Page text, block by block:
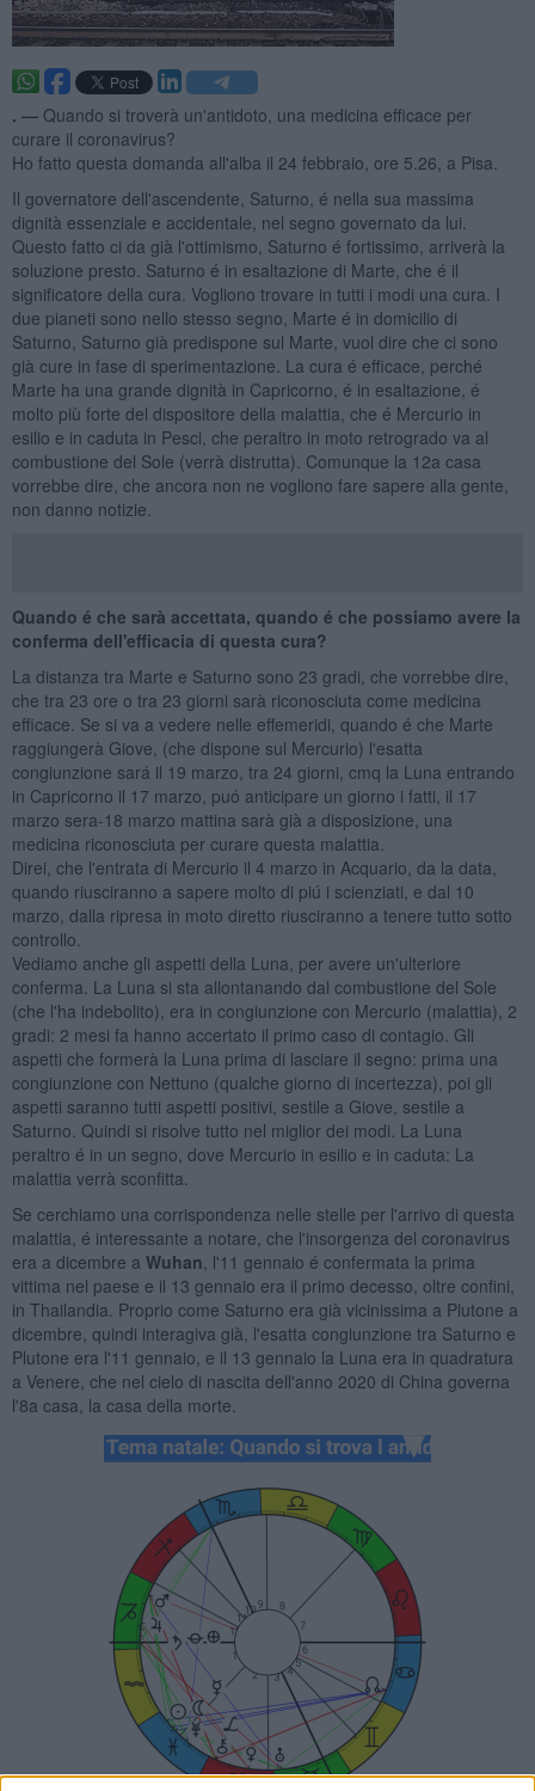
. — Quando si troverà un'antidoto, una medicina efficace per
curare il coronavirus?
Ho fatto questa domanda all'alba il 24 febbraio, ore 5.26, a Pisa.
Il governatore dell'ascendente, Saturno, é nella sua massima
dignità essenziale e accidentale, nel segno governato da lui.
Questo fatto ci da già l'ottimismo, Saturno é fortissimo, arriverà la
soluzione presto. Saturno é in esaltazione di Marte, che é il
significatore della cura. Vogliono trovare in tutti i modi una cura. I
due pianeti sono nello stesso segno, Marte é in domicilio di
Saturno, Saturno già predispone sul Marte, vuol dire che ci sono
già cure in fase di sperimentazione. La cura é efficace, perché
Marte ha una grande dignità in Capricorno, é in esaltazione, é
molto più forte del dispositore della malattia, che é Mercurio in
esilio e in caduta in Pesci, che peraltro in moto retrogrado va al
combustione del Sole (verrà distrutta). Comunque la 12a casa
vorrebbe dire, che ancora non ne vogliono fare sapere alla gente,
non danno notizie.
Quando é che sarà accettata, quando é che possiamo avere la
conferma dell'efficacia di questa cura?
La distanza tra Marte e Saturno sono 23 gradi, che vorrebbe dire,
che tra 23 ore o tra 23 giorni sarà riconosciuta come medicina
efficace. Se si va a vedere nelle effemeridi, quando é che Marte
raggiungerà Giove, (che dispone sul Mercurio) l'esatta
congiunzione sará il 19 marzo, tra 24 giorni, cmq la Luna entrando
in Capricorno il 17 marzo, puó anticipare un giorno i fatti, il 17
marzo sera-18 marzo mattina sarà già a disposizione, una
medicina riconosciuta per curare questa malattia.
Direi, che l'entrata di Mercurio il 4 marzo in Acquario, da la data,
quando riusciranno a sapere molto di piú i scienziati, e dal 10
marzo, dalla ripresa in moto diretto riusciranno a tenere tutto sotto
controllo.
Vediamo anche gli aspetti della Luna, per avere un'ulteriore
conferma. La Luna si sta allontanando dal combustione del Sole
(che l'ha indebolito), era in congiunzione con Mercurio (malattia), 2
gradi: 2 mesi fa hanno accertato il primo caso di contagio. Gli
aspetti che formerà la Luna prima di lasciare il segno: prima una
congiunzione con Nettuno (qualche giorno di incertezza), poi gli
aspetti saranno tutti aspetti positivi, sestile a Giove, sestile a
Saturno. Quindi si risolve tutto nel miglior dei modi. La Luna
peraltro é in un segno, dove Mercurio in esilio e in caduta: La
malattia verrà sconfitta.
Se cerchiamo una corrispondenza nelle stelle per l'arrivo di questa
malattia, é interessante a notare, che l'insorgenza del coronavirus
era a dicembre a Wuhan , l'11 gennaio é confermata la prima
vittima nel paese e il 13 gennaio era il primo decesso, oltre confini,
in Thailandia. Proprio come Saturno era già vicinissima a Plutone a
dicembre, quindi interagiva già, l'esatta congiunzione tra Saturno e
Plutone era l'11 gennaio, e il 13 gennaio la Luna era in quadratura
a Venere, che nel cielo di nascita dell'anno 2020 di China governa
l'8a casa, la casa della morte.